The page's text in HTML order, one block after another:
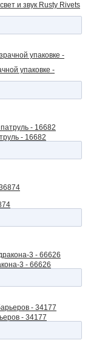
и звук Rusty Rivets
упаковке -
- 16682
3 - 66626
- 34177